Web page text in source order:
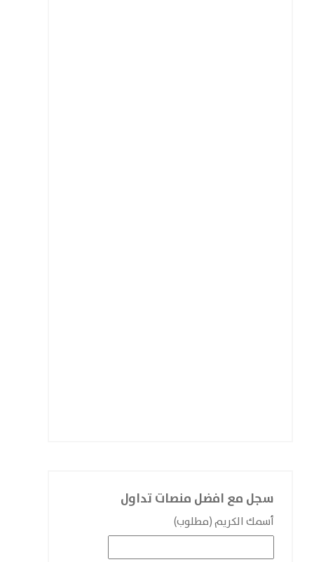
سجل مع افضل منصات تداول
أسمك الكريم (مطلوب)